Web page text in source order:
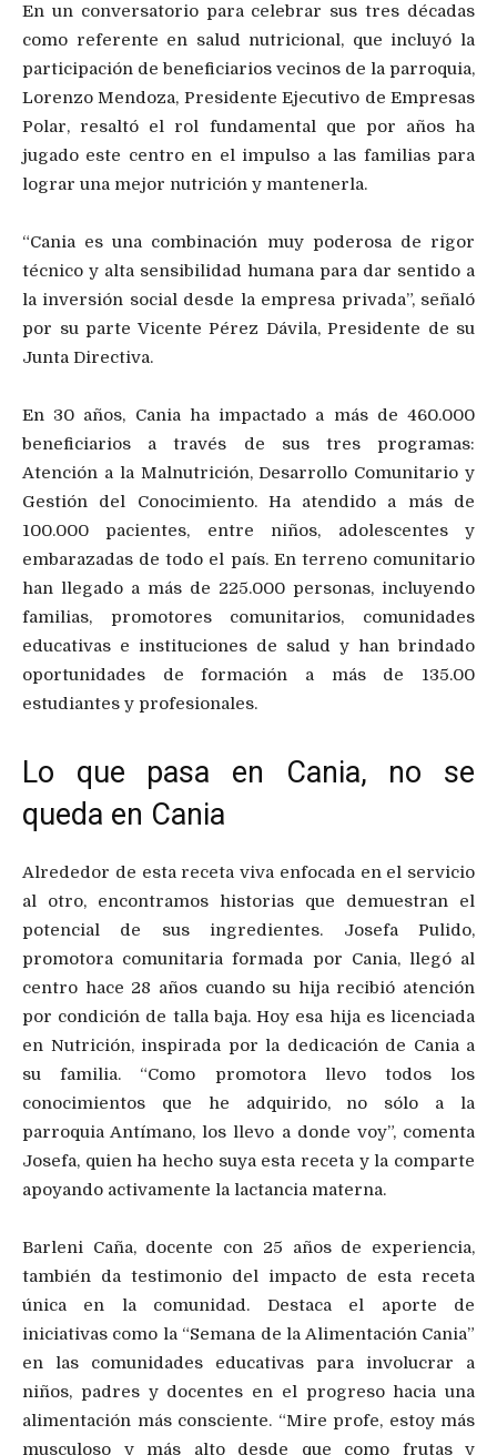
En un conversatorio para celebrar sus tres décadas
como referente en salud nutricional, que incluyó la
participación de beneficiarios vecinos de la parroquia,
Lorenzo Mendoza, Presidente Ejecutivo de Empresas
Polar, resaltó el rol fundamental que por años ha
jugado este centro en el impulso a las familias para
lograr una mejor nutrición y mantenerla.
“Cania es una combinación muy poderosa de rigor
técnico y alta sensibilidad humana para dar sentido a
la inversión social desde la empresa privada”, señaló
por su parte Vicente Pérez Dávila, Presidente de su
Junta Directiva.
En 30 años, Cania ha impactado a más de 460.000
beneficiarios a través de sus tres programas:
Atención a la Malnutrición, Desarrollo Comunitario y
Gestión del Conocimiento. Ha atendido a más de
100.000 pacientes, entre niños, adolescentes y
embarazadas de todo el país. En terreno comunitario
han llegado a más de 225.000 personas, incluyendo
familias, promotores comunitarios, comunidades
educativas e instituciones de salud y han brindado
oportunidades de formación a más de 135.00
estudiantes y profesionales.
Lo que pasa en Cania, no se
queda en Cania
Alrededor de esta receta viva enfocada en el servicio
al otro, encontramos historias que demuestran el
potencial de sus ingredientes. Josefa Pulido,
promotora comunitaria formada por Cania, llegó al
centro hace 28 años cuando su hija recibió atención
por condición de talla baja. Hoy esa hija es licenciada
en Nutrición, inspirada por la dedicación de Cania a
su familia. “Como promotora llevo todos los
conocimientos que he adquirido, no sólo a la
parroquia Antímano, los llevo a donde voy”, comenta
Josefa, quien ha hecho suya esta receta y la comparte
apoyando activamente la lactancia materna.
Barleni Caña, docente con 25 años de experiencia,
también da testimonio del impacto de esta receta
única en la comunidad. Destaca el aporte de
iniciativas como la “Semana de la Alimentación Cania”
en las comunidades educativas para involucrar a
niños, padres y docentes en el progreso hacia una
alimentación más consciente. “Mire profe, estoy más
musculoso y más alto desde que como frutas y